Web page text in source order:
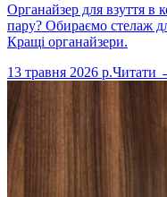
Органайзер для взуття в
пару? Обираємо стелаж
Кращі органайзери.
13 травня 2026 р.Читати